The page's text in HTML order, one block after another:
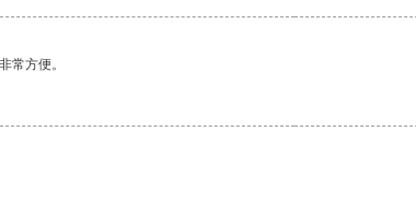
常方便。